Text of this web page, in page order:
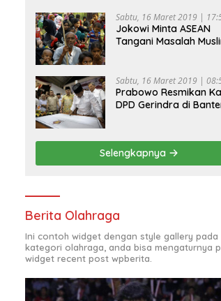
Sabtu, 16 Maret 2019 |
Jokowi Minta ASEAN
Tangani Masalah
Sabtu, 16 Maret 2019 |
Prabowo Resmikan
DPD Gerindra di
Selengkapnya
Berita Olahraga
Ini contoh widget dengan style gallery pada
kategori olahraga, anda bisa mengaturnya
widget recent post wpberita.